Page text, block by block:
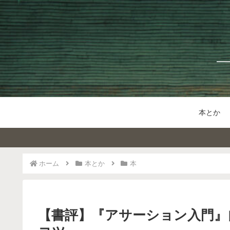
本とか
ホーム 本とか 本
【書評】『アサーション入門